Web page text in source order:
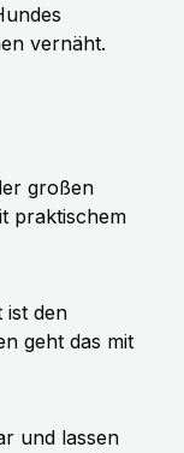
vernäht.
großen
praktischem
ist den
geht das mit
und lassen